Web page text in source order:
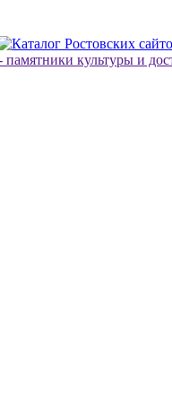
культуры и